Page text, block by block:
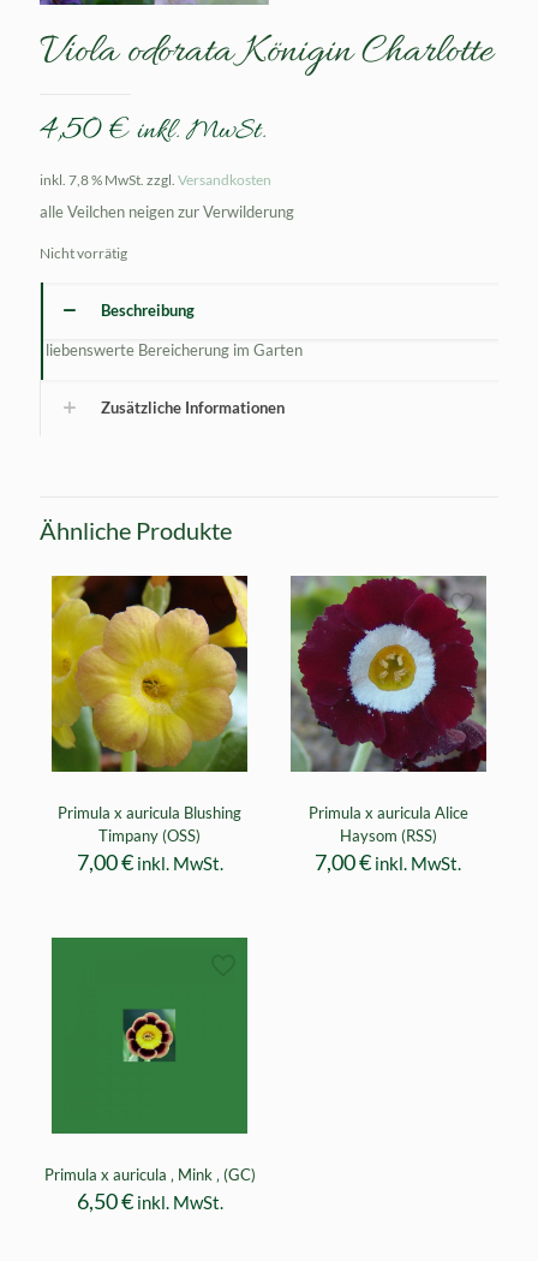
Viola odorata Königin Charlotte
4,50€ inkl. MwSt.
inkl. 7,8 % MwSt. zzgl. Versandkosten
alle Veilchen neigen zur Verwilderung
Nicht vorrätig
Beschreibung
liebenswerte Bereicherung im Garten
Zusätzliche Informationen
Ähnliche Produkte
Primula x auricula Blushing
Timpany (OSS)
7,00€ inkl. MwSt.
Primula x auricula Alice
Haysom (RSS)
7,00€ inkl. MwSt.
Primula x auricula ‚ Mink ‚ (GC)
6,50€ inkl. MwSt.